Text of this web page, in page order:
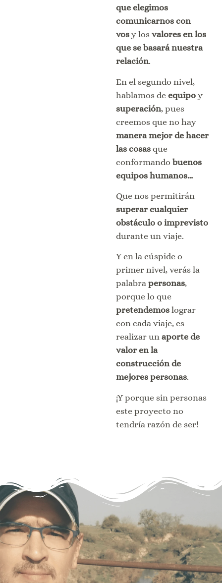
que elegimos
comunicarnos con
vos y los valores en los
que se basará nuestra
relación.
En el segundo nivel,
hablamos de equipo y
superación, pues
creemos que no hay
manera mejor de hacer
las cosas que
conformando buenos
equipos humanos…
Que nos permitirán
superar cualquier
obstáculo o imprevisto
durante un viaje.
Y en la cúspide o
primer nivel, verás la
palabra personas,
porque lo que
pretendemos lograr
con cada viaje, es
realizar un aporte de
valor en la
construcción de
mejores personas.
¡Y porque sin personas
este proyecto no
tendría razón de ser!